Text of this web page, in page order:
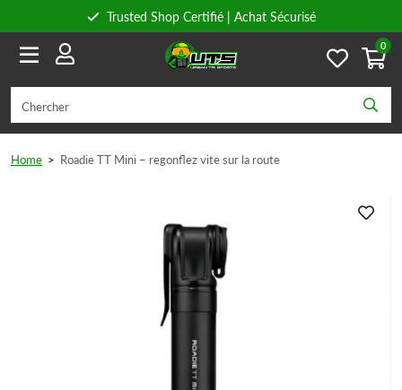
Trusted Shop Certifié | Achat Sécurisé
Conseils personnels
0
Home > Roadie TT Mini – regonflez vite sur la route